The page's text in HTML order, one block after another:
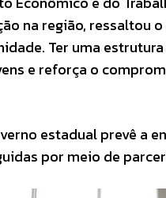
na região, ressaltou
Ter uma
e reforça o
estadual prevê a
por meio de